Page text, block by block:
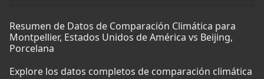
Resumen de Datos de Comparación Climática para
Montpellier, Estados Unidos de América vs Beijing,
Porcelana
Explore los datos completos de comparación climática